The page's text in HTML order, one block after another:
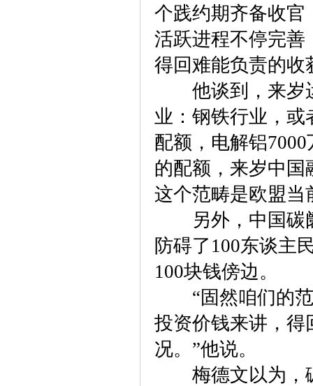
个践约期齐备收官
活跃进程不停完善
得回难能负责的收
他谈到，来岁运
业：钢铁行业，或
配额，电解铝
的配额，来岁中国
这个范畴是欧盟当
另外，中国碳阛
防碍了100东谈主
100块钱傍边。
“固然咱们的范
投资价钱来讲，得
况。”他说。
梅德文以为，碳